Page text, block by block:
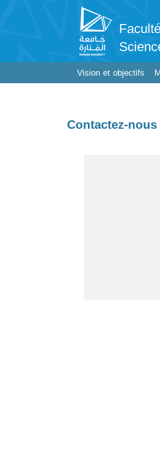
Vision et objectifs
Contactez-nous